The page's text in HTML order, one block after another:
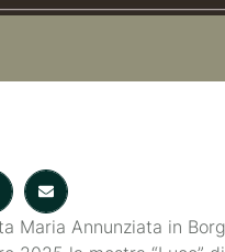
Maria Annunziata in